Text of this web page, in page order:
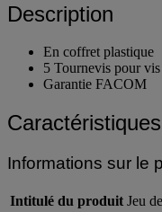
Description
En coffret plastique
5 Tournevis pour
Garantie FACOM
Caractéristiques
Informations sur le
Intitulé du produit Jeu